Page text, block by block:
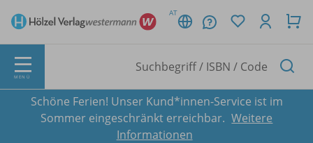
AT
MENÜ
Schöne Ferien! Unser Kund*innen-Service ist im
Sommer eingeschränkt erreichbar. Weitere
Informationen